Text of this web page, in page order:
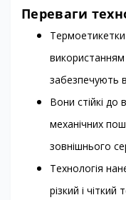
Переваги
використанням
забезпечують
Вони стійкі до
механічних
зовнішнього
Технологія
різкий і